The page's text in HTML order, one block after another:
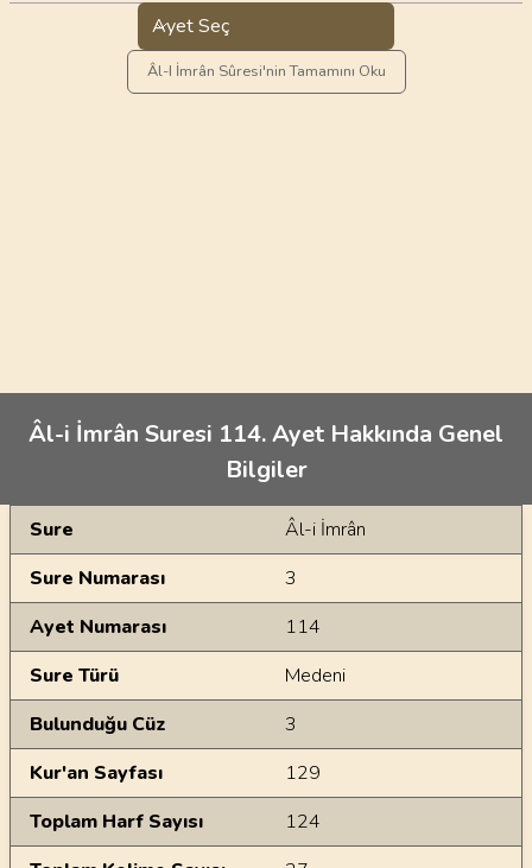
Ayet Seç
Âl-I İmrân Sûresi'nin Tamamını Oku
Âl-i İmrân Suresi 114. Ayet Hakkında Genel
Bilgiler
Genel Bilgiler
Sure
Âl-i İmrân
Sure Numarası
3
Ayet Numarası
114
Sure Türü
Medeni
Bulunduğu Cüz
3
Kur'an Sayfası
129
Toplam Harf Sayısı
124